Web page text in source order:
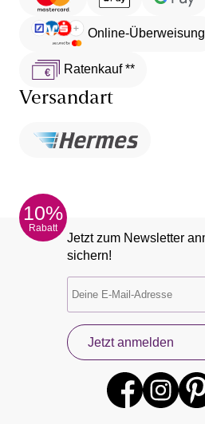
Online-Überweisung
Ratenkauf **
Versandart
10%
Rabatt
Jetzt zum Newsletter
sichern!
Jetzt anmelden